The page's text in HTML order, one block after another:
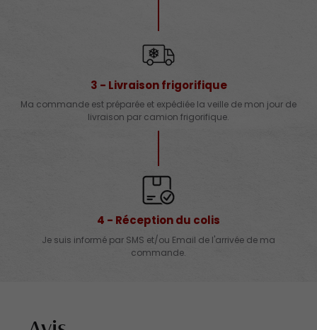
3 - Livraison frigorifique
Ma commande est préparée et expédiée la veille de mon jour de
livraison par camion frigorifique.
4 - Réception du colis
Je suis informé par SMS et/ou Email de l'arrivée de ma
commande.